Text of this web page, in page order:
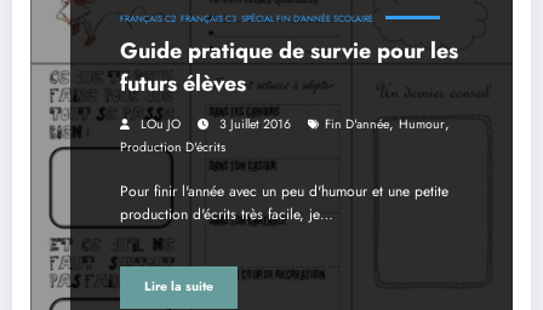
FRANÇAIS C2 FRANÇAIS C3 SPÉCIAL FIN D'ANNÉE SCOLAIRE
Guide pratique de survie pour les
futurs élèves
LOu JO 3 Juillet 2016 Fin D'année, Humour,
Production D'écrits
Pour finir l'année avec un peu d'humour et une petite
production d'écrits très facile, je…
Lire la suite